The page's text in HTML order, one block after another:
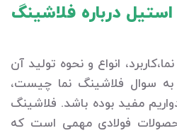
درباره فلاشینگ
انواع و نحوه تولید آن
سوال فلاشینگ نما چیست،
مفید بوده باشد. فلاشینگ
فولادی مهمی است که